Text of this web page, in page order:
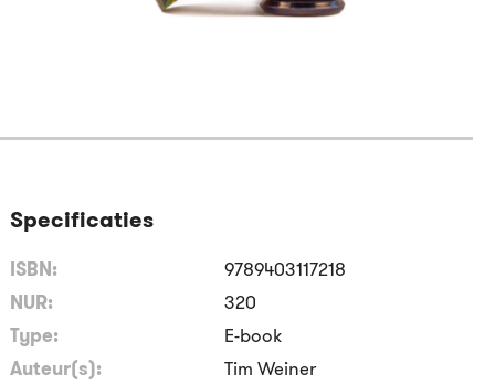
Specificaties
ISBN:
9789403117218
NUR:
320
Type:
E-book
Auteur(s):
Tim Weiner